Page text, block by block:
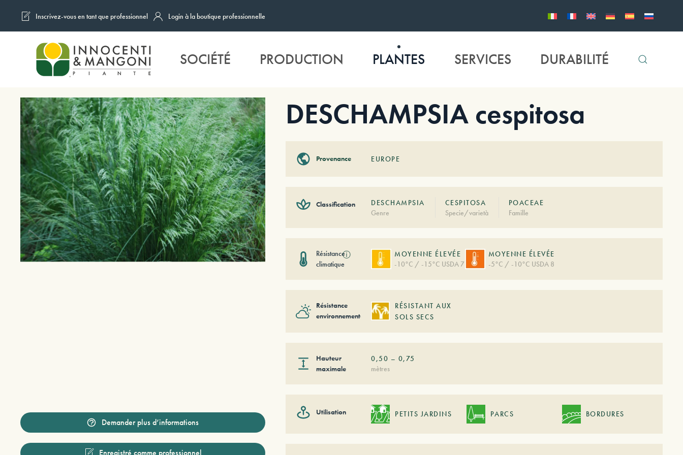
Skip to main content
Inscrivez-vous en tant que professionnel Login à la boutique professionnelle
SOCIÉTÉ PRODUCTION PLANTES SERVICES DURABILITÉ
Demander plus d’informations
Enregistré comme professionnel
DESCHAMPSIA cespitosa
Provenance EUROPE
Classification
DESCHAMPSIA
Genre
CESPITOSA
Specie/varietà
POACEAE
Famille
Résistance
climatique
ⓘ
MOYENNE ÉLEVÉE
-10°C / -15°C USDA 7
MOYENNE ÉLEVÉE
-5°C / -10°C USDA 8
Résistance
environnementale
RÉSISTANT AUX
SOLS SECS
Hauteur
maximale
0,50 – 0,75
mètres
Utilisation PETITS JARDINS PARCS BORDURES